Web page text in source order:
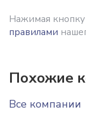
Нажимая
правилами
Похожие
Все компании